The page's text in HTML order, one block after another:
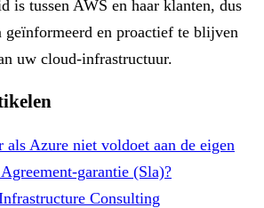
is tussen AWS en haar klanten, dus
en proactief te blijven
uw cloud-infrastructuur.
als Azure niet voldoet aan de eigen
garantie (Sla)?
Consulting